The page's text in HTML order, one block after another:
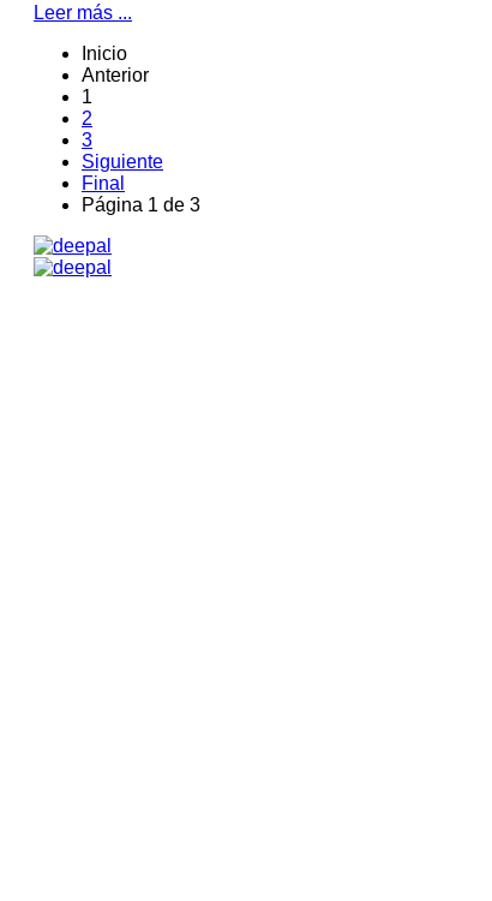
Leer más ...
Inicio
Anterior
1
2
3
Siguiente
Final
Página 1 de 3